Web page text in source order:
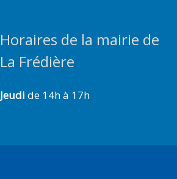
Horaires de la mairie de
La Frédière
Jeudi de 14h à 17h